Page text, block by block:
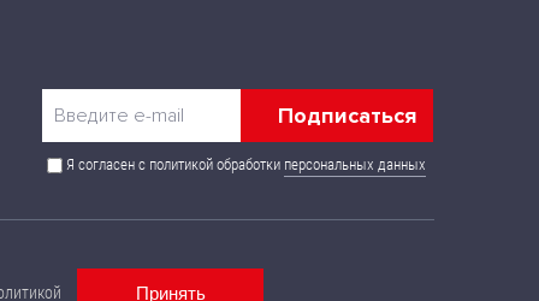
Я согласен с политикой обработки персональных данных
офертой и могут быть изменены без
Принять